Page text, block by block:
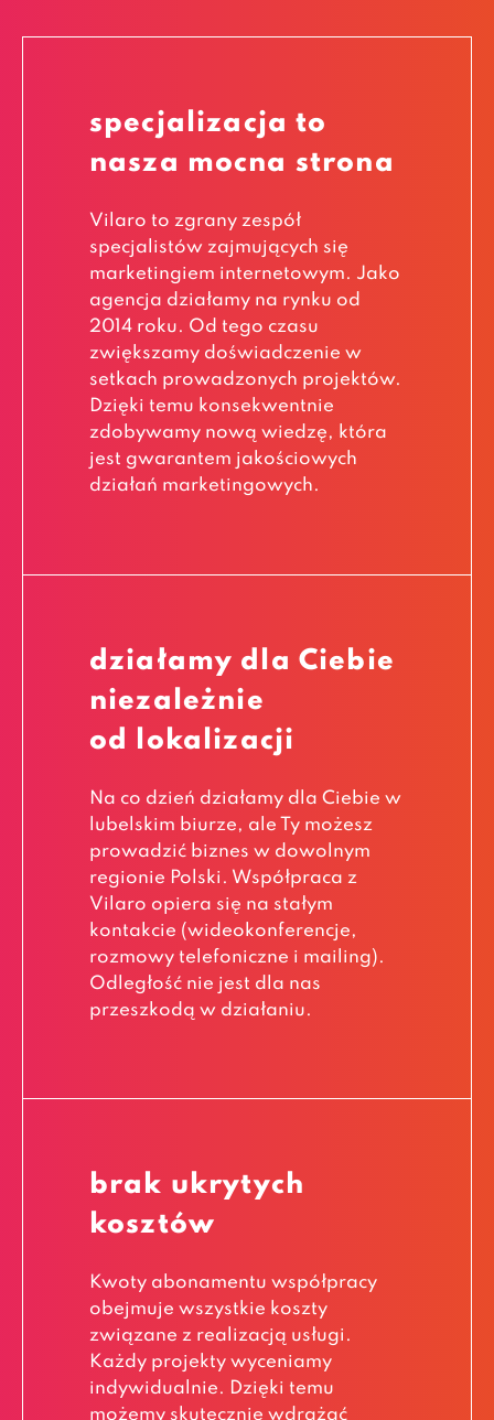
specjalizacja to
nasza mocna strona
Vilaro to zgrany zespół
specjalistów zajmujących się
marketingiem internetowym. Jako
agencja działamy na rynku od
2014 roku. Od tego czasu
zwiększamy doświadczenie w
setkach prowadzonych projektów.
Dzięki temu konsekwentnie
zdobywamy nową wiedzę, która
jest gwarantem jakościowych
działań marketingowych.
działamy dla Ciebie
niezależnie
od lokalizacji
Na co dzień działamy dla Ciebie w
lubelskim biurze, ale Ty możesz
prowadzić biznes w dowolnym
regionie Polski. Współpraca z
Vilaro opiera się na stałym
kontakcie (wideokonferencje,
rozmowy telefoniczne i mailing).
Odległość nie jest dla nas
przeszkodą w działaniu.
brak ukrytych
kosztów
Kwoty abonamentu współpracy
obejmuje wszystkie koszty
związane z realizacją usługi.
Każdy projekty wyceniamy
indywidualnie. Dzięki temu
możemy skutecznie wdrażać